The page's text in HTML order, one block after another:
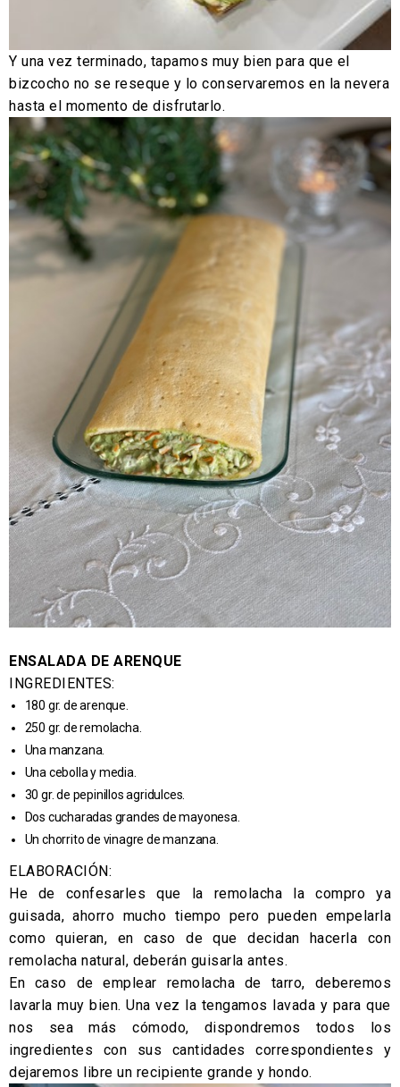
Y una vez terminado, tapamos muy bien para que el
bizcocho no se reseque y lo conservaremos en la nevera
hasta el momento de disfrutarlo.
ENSALADA DE ARENQUE
INGREDIENTES:
180 gr. de arenque.
250 gr. de remolacha.
Una manzana.
Una cebolla y media.
30 gr. de pepinillos agridulces.
Dos cucharadas grandes de mayonesa.
Un chorrito de vinagre de manzana.
ELABORACIÓN:
He de confesarles que la remolacha la compro ya
guisada, ahorro mucho tiempo pero pueden empelarla
como quieran, en caso de que decidan hacerla con
remolacha natural, deberán guisarla antes.
En caso de emplear remolacha de tarro, deberemos
lavarla muy bien. Una vez la tengamos lavada y para que
nos sea más cómodo, dispondremos todos los
ingredientes con sus cantidades correspondientes y
dejaremos libre un recipiente grande y hondo.